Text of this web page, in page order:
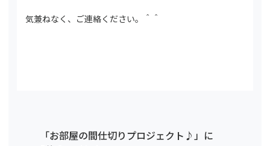
気兼ねなく、ご連絡ください。＾＾
「お部屋の間仕切りプロジェクト♪」に